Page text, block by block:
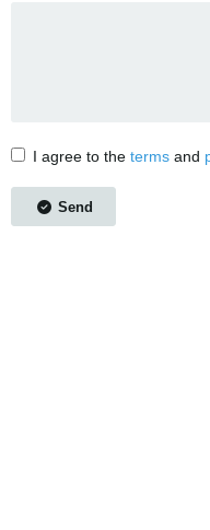
I agree to the terms and
Send